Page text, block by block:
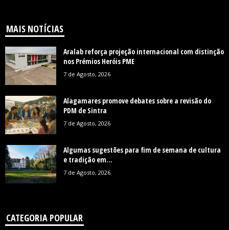
MAIS NOTÍCIAS
Aralab reforça projeção internacional com distinção
nos Prémios Heróis PME
7 de Agosto, 2026
Alagamares promove debates sobre a revisão do
PDM de Sintra
7 de Agosto, 2026
Algumas sugestões para fim de semana de cultura
e tradição em...
7 de Agosto, 2026
CATEGORIA POPULAR